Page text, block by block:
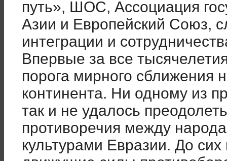
путь», ШОС, Ассоциация
Азии и Европейский Союз,
интеграции и
Впервые за все
порога мирного сближения
континента. Ни одному из
так и не удалось
противоречия между
культурами Евразии. До